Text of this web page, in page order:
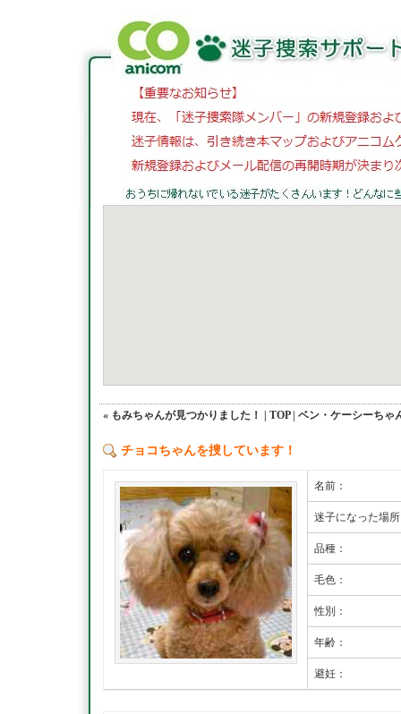
« もみちゃんが見つかりました！ TOP| ベン・ケーシーちゃ
チョコちゃんを捜しています！
名前：
迷子になった場
品種：
毛色：
性別：
年齢：
避妊：